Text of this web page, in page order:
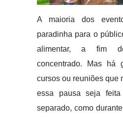
A maioria dos
paradinha para o
alimentar, a fim
concentrado. Mas há
cursos ou reuniões que
essa pausa seja
separado, como